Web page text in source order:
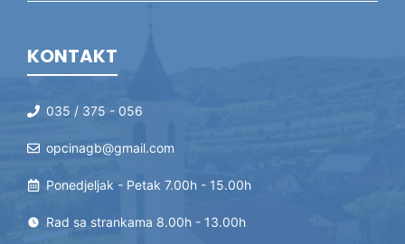
KONTAKT
035 / 375 - 056
opcinagb@gmail.com
Ponedjeljak - Petak 7.00h - 15.00h
Rad sa strankama 8.00h - 13.00h